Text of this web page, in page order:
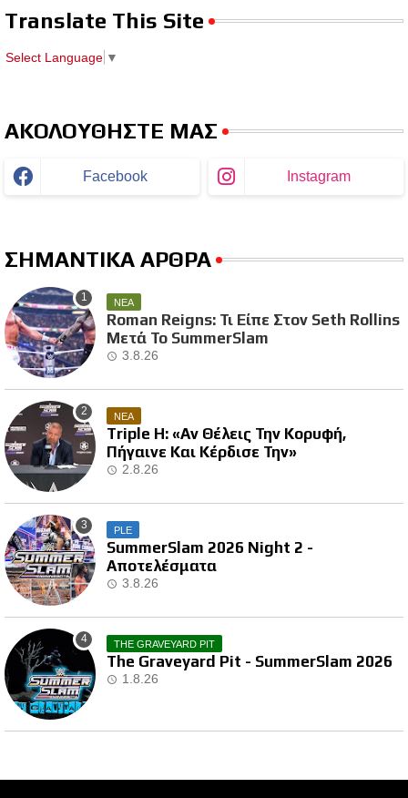
Translate This Site
Select Language ▼
ΑΚΟΛΟΥΘΗΣΤΕ ΜΑΣ
Facebook Instagram
ΣΗΜΑΝΤΙΚΑ ΑΡΘΡΑ
ΝΕΑ
Roman Reigns: Τι Είπε Στον Seth Rollins
Μετά Το SummerSlam
3.8.26
ΝΕΑ
Triple H: «Αν Θέλεις Την Κορυφή,
Πήγαινε Και Κέρδισε Την»
2.8.26
PLE
SummerSlam 2026 Night 2 -
Αποτελέσματα
3.8.26
THE GRAVEYARD PIT
The Graveyard Pit - SummerSlam 2026
1.8.26